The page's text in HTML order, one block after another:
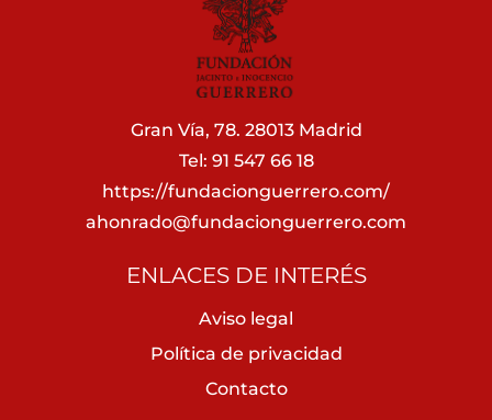
Gran Vía, 78. 28013 Madrid
Tel: 91 547 66 18
https://fundacionguerrero.com/
ahonrado@fundacionguerrero.com
ENLACES DE INTERÉS
Aviso legal
Política de privacidad
Contacto